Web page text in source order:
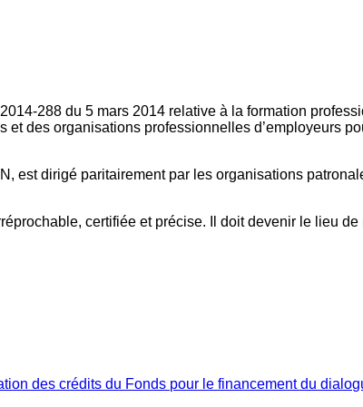
288 du 5 mars 2014 relative à la formation
des organisations professionnelles d’employeurs
est dirigé paritairement par les organisations
certifiée et précise. Il doit devenir le lieu
des crédits du Fonds pour le financement du